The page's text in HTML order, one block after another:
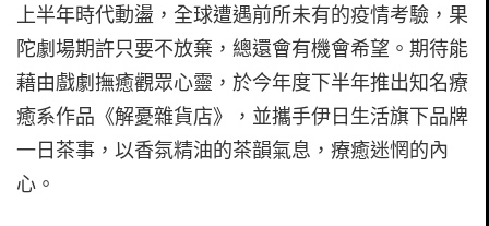
上半年時代動盪，全球遭遇前所未有的疫情考驗，果
陀劇場期許只要不放棄，總還會有機會希望。期待能
藉由戲劇撫癒觀眾心靈，於今年度下半年推出知名療
癒系作品《解憂雜貨店》，並攜手伊日生活旗下品牌
一日茶事，以香氛精油的茶韻氣息，療癒迷惘的內
心。